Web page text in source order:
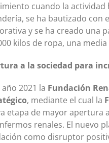
cuando la actividad
se ha bautizado con
y se ha creado una
kilos de ropa, una
a la sociedad para
año 2021 la Fundación
, mediante el cual la
etapa de mayor apertura
renales. El nuevo
como disruptor